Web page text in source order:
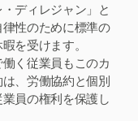
ディレジャン」と
性のために標準の
を受けます。
く従業員もこのカ
、労働協約と個別
員の権利を保護し